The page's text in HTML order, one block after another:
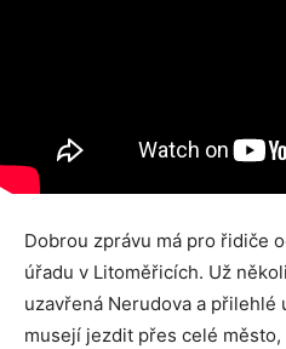
Dobrou zprávu má pro řidiče
úřadu v Litoměřicích. Už
uzavřená Nerudova a
musejí jezdit přes celé město,